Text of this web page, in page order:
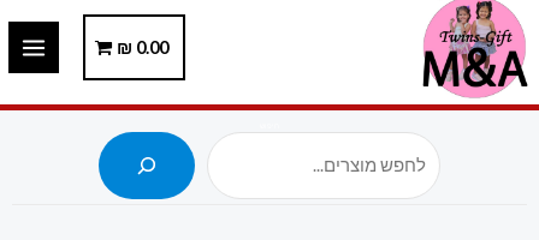
דילוג
לתוכן
0.00
₪